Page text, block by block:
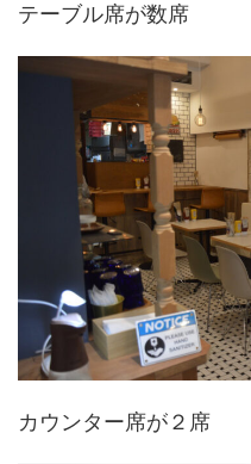
テーブル席が数席
カウンター席が２席